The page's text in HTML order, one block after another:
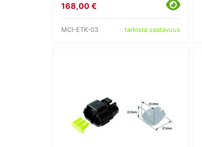
168,00 €
MCI-ETK-03 tarkista saatavuus